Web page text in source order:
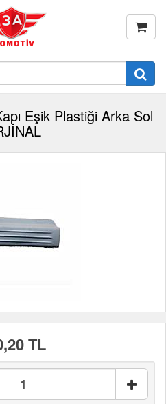
Eşik Plastiği Arka Sol
TL